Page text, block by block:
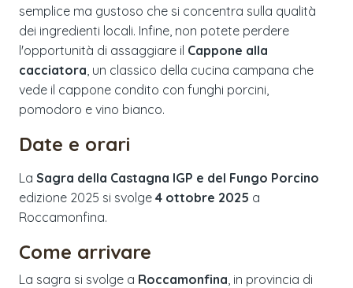
semplice ma gustoso che si concentra sulla qualità
dei ingredienti locali. Infine, non potete perdere
l'opportunità di assaggiare il Cappone alla
cacciatora , un classico della cucina campana che
vede il cappone condito con funghi porcini,
pomodoro e vino bianco.
Date e orari
La Sagra della Castagna IGP e del Fungo Porcino
edizione 2025 si svolge 4 ottobre 2025 a
Roccamonfina.
Come arrivare
La sagra si svolge a Roccamonfina , in provincia di